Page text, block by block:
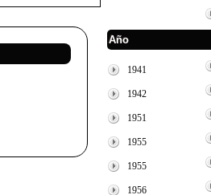
Año
1941
1942
1951
1955
1955
1956